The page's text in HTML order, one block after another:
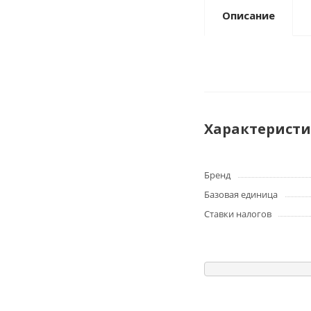
Описание
Бренд
Базовая единица
Ставки налогов